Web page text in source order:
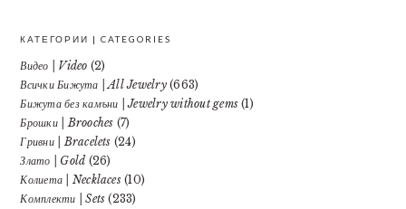
КАТЕГОРИИ | CATEGORIES
Видео | Video (2)
Всички Бижута | All Jewelry(663)
Бижута без камъни | Jewelry without gems (1)
Брошки | Brooches (7)
Гривни | Bracelets (24)
Злато | Gold (26)
Колиета | Necklaces(10)
Комплекти | Sets (233)